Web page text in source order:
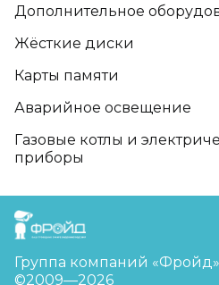
Дополнительное
Жёсткие диски
Карты памяти
Аварийное освещение
Газовые котлы и
приборы
FreudGroup
Группа компаний «Фройд»
©2009—2026